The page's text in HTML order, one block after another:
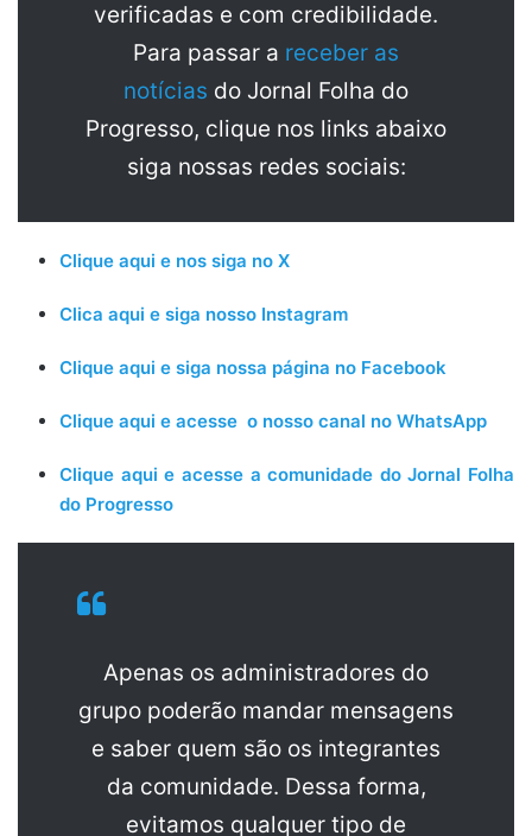
verificadas e com credibilidade.
Para passar a receber as
notícias do Jornal Folha do
Progresso, clique nos links abaixo
siga nossas redes sociais:
Clique aqui e nos siga no X
Clica aqui e siga nosso Instagram
Clique aqui e siga nossa página no Facebook
Clique aqui e acesse o nosso canal no WhatsApp
Clique aqui e acesse a comunidade do Jornal Folha
do Progresso
Apenas os administradores do
grupo poderão mandar mensagens
e saber quem são os integrantes
da comunidade. Dessa forma,
evitamos qualquer tipo de